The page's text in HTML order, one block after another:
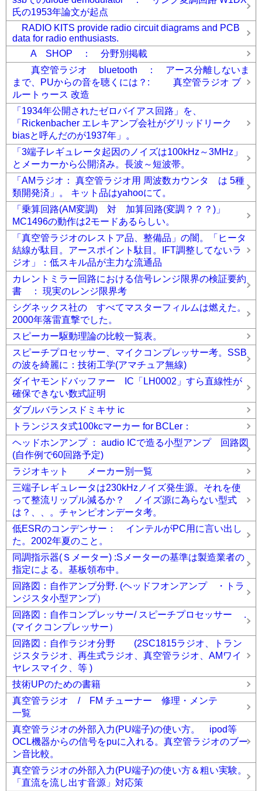
氏の1953年論文が起点
RADIO KITS provide radio circuit diagrams and PCB
data for radio enthusiasts.
A SHOP ： 分野別掲載
真空管ラジオ bluetooth ： アース分離しないま
まで、PUからの音を聴くには？: 真空管ラジオ ブ
ルートゥース 改造
「1934年公開されたゼロバイアス回路」を、
「Rickenbacher エレキアンプ会社がグリッドリーク
biasと呼んだのが1937年」。
「3端子レギュレータ起因のノイズは100kHz～3MHz」
とメーカーから公開済み。長波～短波帯。
「AMラジオ： 真空管ラジオ用 周波数カウンタ は 5種
類開発済」。 キット品はyahooにて。
「乗算回路(AM変調) 対 加算回路(変調？？？)」
MC1496の動作は2モードあるらしい。
「真空管ラジオのレストア品、整備品」の闇。「ヒータ
結線が駄目。アースポイント駄目。IFT調整してないラ
ジオ」：低スキル品が主力な流通品
カレントミラー回路における信号レンジ限界の検証要約
書 ： 現実のレンジ限界考
シグネックス社の すべてマスターフィルムは燃えた。
2000年落雷直撃でした。
スピーカー駆動理論の比較一覧表。
スピーチプロセッサー、マイクコンプレッサー考。SSB
の波を綺麗に：技術工学(アマチュア無線)
ダイヤモンドバッファー IC「LH0002」すら直線性が
確保できない数式証明
ダブルバランスドミキサ ic
トランジスタ式100kcマーカー for BCLer：
ヘッドホンアンプ ： audio ICで造る小型アンプ 回路図
(自作例で60回路予定)
ラジオキット メーカー別一覧
三端子レギュレータは230kHzノイズ発生源。それを使
って整流リップル減るか？ ノイズ源に為らない型式
は？、、。チャンピオンデータ考。
低ESRのコンデンサー： インテルがPC用に言い出し
た。2002年夏のこと。
同調指示器(Ｓメーター) :Sメーターの基準は製造業者の
指定による。基板領布中。
回路図：自作アンプ分野. (ヘッドフオンアンプ ・トラ
ンジスタ小型アンプ）
回路図：自作コンプレッサー/ スピーチプロセッサー .
(マイクコンプレッサー）
回路図：自作ラジオ分野 (2SC1815ラジオ、トラン
ジスタラジオ、再生式ラジオ、真空管ラジオ、AMワイ
ヤレスマイク、等 )
技術UPのための書籍
真空管ラジオ / FM チューナー 修理・メンテ
一覧
真空管ラジオの外部入力(PU端子)の使い方。 ipod等
OCL機器からの信号をpuに入れる。真空管ラジオのブー
ン音比較。
真空管ラジオの外部入力(PU端子)の使い方＆粗い実験。
「直流を流し出す音源」対応策